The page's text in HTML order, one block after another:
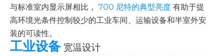
与标准室内显示屏相比， 700 尼特的典型亮度 有助于提
高环境光条件控制较少的工业车间、运输设备和半室外安
装的可读性。
工业设备宽温设计